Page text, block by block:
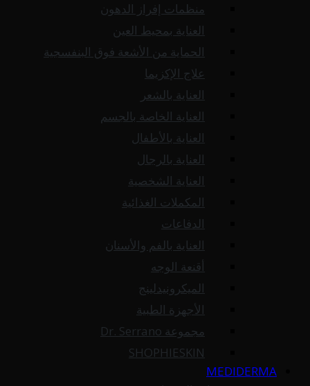
منظمات إفراز الدهون
العناية بمحيط العين
الحماية من الأشعة فوق البنفسجية
علاج الإكزيما
العناية بالشعر
العناية الخاصة بالجسم
العناية بالأطفال
العناية بالرجال
العناية الشخصية
المكملات الغذائية
الدفاعات
العناية بالفم والأسنان
أقنعة الوجه
الميكرونيدلينج
الأجهزة الطبية
مجموعة Dr. Serrano
SHOPHIESKIN
MEDIDERMA